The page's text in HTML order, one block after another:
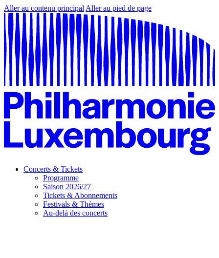
Aller au contenu principal Aller au pied de page
Concerts & Tickets
Programme
Saison 2026/27
Tickets & Abonnements
Festivals & Thèmes
Au-delà des concerts